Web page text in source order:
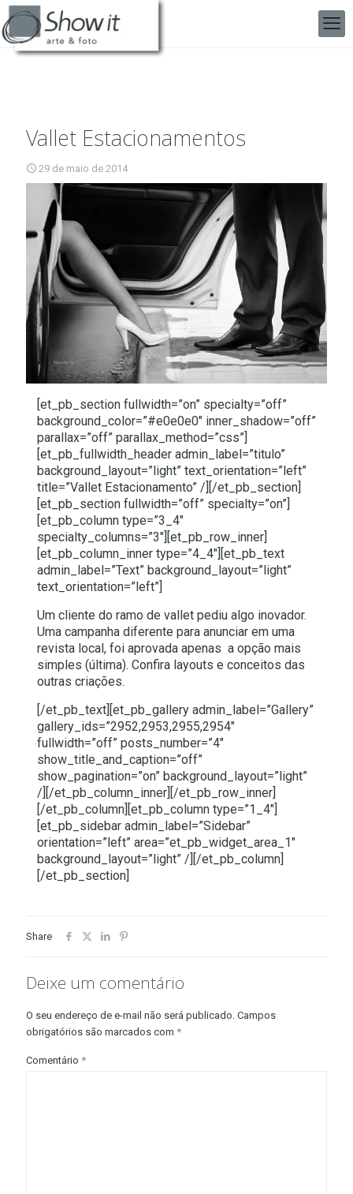
Vallet Estacionamentos
29 de maio de 2014
[et_pb_section fullwidth=”on” specialty=”off”
background_color=”#e0e0e0″ inner_shadow=”off”
parallax=”off” parallax_method=”css”]
[et_pb_fullwidth_header admin_label=”titulo”
background_layout=”light” text_orientation=”left”
title=”Vallet Estacionamento” /][/et_pb_section]
[et_pb_section fullwidth=”off” specialty=”on”]
[et_pb_column type=”3_4″
specialty_columns=”3″][et_pb_row_inner]
[et_pb_column_inner type=”4_4″][et_pb_text
admin_label=”Text” background_layout=”light”
text_orientation=”left”]
Um cliente do ramo de vallet pediu algo inovador.
Uma campanha diferente para anunciar em uma
revista local, foi aprovada apenas a opção mais
simples (última). Confira layouts e conceitos das
outras criações.
[/et_pb_text][et_pb_gallery admin_label=”Gallery”
gallery_ids=”2952,2953,2955,2954″
fullwidth=”off” posts_number=”4″
show_title_and_caption=”off”
show_pagination=”on” background_layout=”light”
/][/et_pb_column_inner][/et_pb_row_inner]
[/et_pb_column][et_pb_column type=”1_4″]
[et_pb_sidebar admin_label=”Sidebar”
orientation=”left” area=”et_pb_widget_area_1″
background_layout=”light” /][/et_pb_column]
[/et_pb_section]
Share
Deixe um comentário
O seu endereço de e-mail não será publicado. Campos
obrigatórios são marcados com *
Comentário *